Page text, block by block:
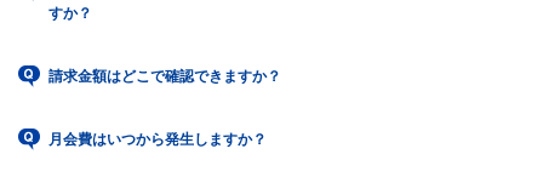
すか？
請求金額はどこで確認できますか？
月会費はいつから発生しますか？